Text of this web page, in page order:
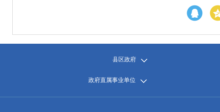
县区政府
政府直属事业单位